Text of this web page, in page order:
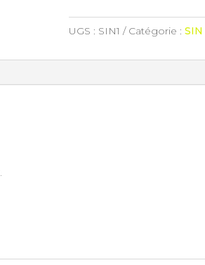
UGS : SIN1 Catégorie : SIN